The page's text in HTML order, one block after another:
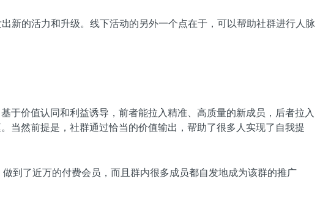
新的活力和升级。线下活动的另外一个点在于，可以帮助社群进行人脉
于价值认同和利益诱导，前者能拉入精准、高质量的新成员，后者拉入
当然前提是，社群通过恰当的价值输出，帮助了很多人实现了自我提
到了近万的付费会员，而且群内很多成员都自发地成为该群的推广